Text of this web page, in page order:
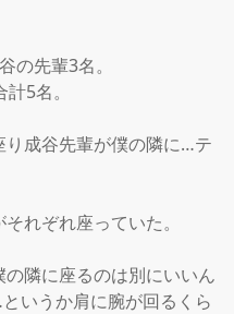
の先輩3名。
5名。
り成谷先輩が僕の隣に…テ
れぞれ座っていた。
隣に座るのは別にいいん
いうか肩に腕が回るくら